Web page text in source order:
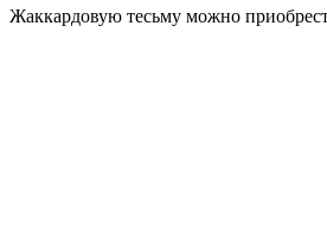
Жаккардовую тесьму можно